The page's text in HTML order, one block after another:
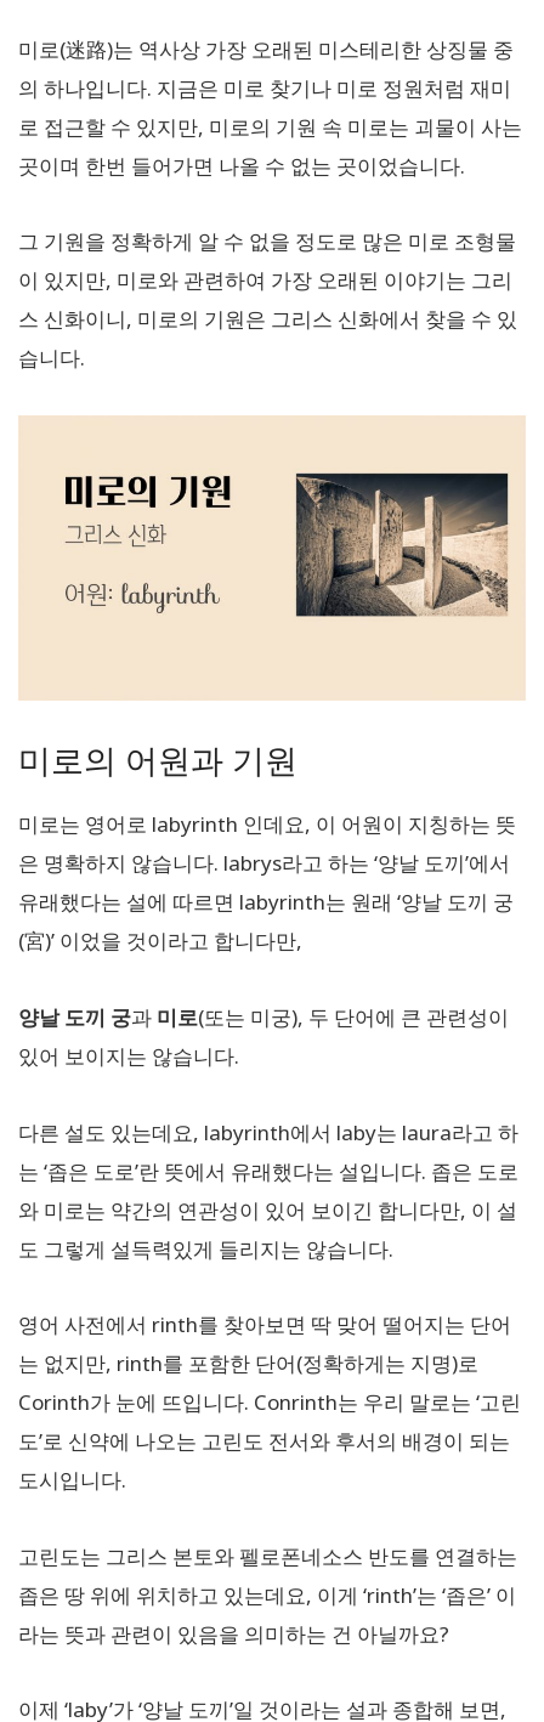
미로(迷路)는 역사상 가장 오래된 미스테리한 상징물 중
의 하나입니다. 지금은 미로 찾기나 미로 정원처럼 재미
로 접근할 수 있지만, 미로의 기원 속 미로는 괴물이 사는
곳이며 한번 들어가면 나올 수 없는 곳이었습니다.
그 기원을 정확하게 알 수 없을 정도로 많은 미로 조형물
이 있지만, 미로와 관련하여 가장 오래된 이야기는 그리
스 신화이니, 미로의 기원은 그리스 신화에서 찾을 수 있
습니다.
미로의 어원과 기원
미로는 영어로 labyrinth 인데요, 이 어원이 지칭하는 뜻
은 명확하지 않습니다. labrys라고 하는 ‘양날 도끼’에서
유래했다는 설에 따르면 labyrinth는 원래 ‘양날 도끼 궁
(宮)’ 이었을 것이라고 합니다만,
양날 도끼 궁과 미로(또는 미궁), 두 단어에 큰 관련성이
있어 보이지는 않습니다.
다른 설도 있는데요, labyrinth에서 laby는 laura라고 하
는 ‘좁은 도로’란 뜻에서 유래했다는 설입니다. 좁은 도로
와 미로는 약간의 연관성이 있어 보이긴 합니다만, 이 설
도 그렇게 설득력있게 들리지는 않습니다.
영어 사전에서 rinth를 찾아보면 딱 맞어 떨어지는 단어
는 없지만, rinth를 포함한 단어(정확하게는 지명)로
Corinth가 눈에 뜨입니다. Conrinth는 우리 말로는 ‘고린
도’로 신약에 나오는 고린도 전서와 후서의 배경이 되는
도시입니다.
고린도는 그리스 본토와 펠로폰네소스 반도를 연결하는
좁은 땅 위에 위치하고 있는데요, 이게 ‘rinth’는 ‘좁은’ 이
라는 뜻과 관련이 있음을 의미하는 건 아닐까요?
이제 ‘laby’가 ‘양날 도끼’일 것이라는 설과 종합해 보면,